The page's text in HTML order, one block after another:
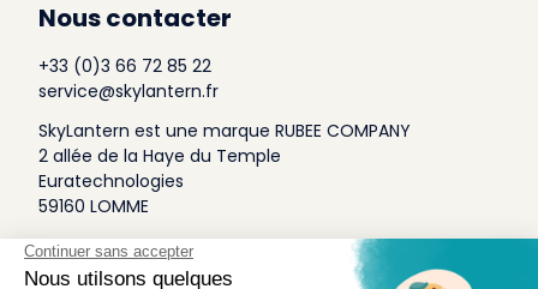
Nous contacter
+33 (0)3 66 72 85 22
service@skylantern.fr
SkyLantern est une marque RUBEE COMPANY
2 allée de la Haye du Temple
Euratechnologies
59160 LOMME
A Propos